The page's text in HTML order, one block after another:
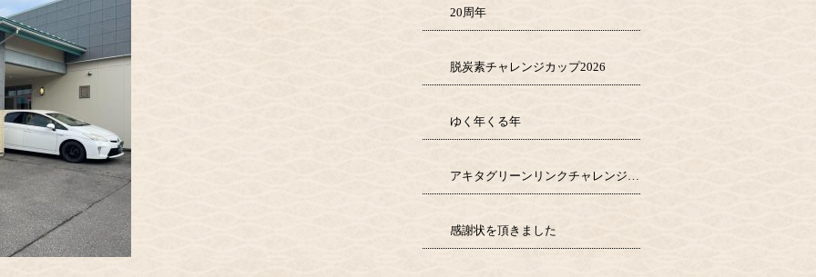
20周年
脱炭素チャレンジカップ2026
ゆく年くる年
アキタグリーンリンクチャレンジ1000
感謝状を頂きました